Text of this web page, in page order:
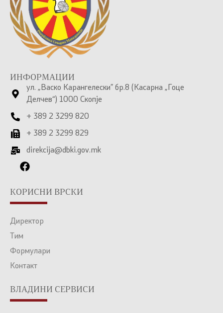
ИНФОРМАЦИИ
ул. „Васко Карангелески” бр.8 (Касарна „Гоце
Делчев“) 1000 Скопје
+ 389 2 3299 820
+ 389 2 3299 829
direkcija@dbki.gov.mk
КОРИСНИ ВРСКИ
Директор
Тим
Формулари
Контакт
ВЛАДИНИ СЕРВИСИ